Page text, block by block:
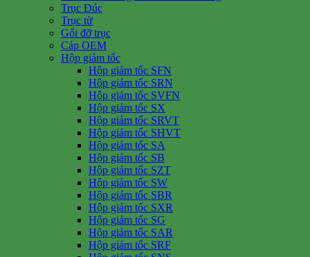
Trục Đúc
Trục từ
Gối đỡ trục
Cáp OEM
Hộp giảm tốc
Hộp giảm tốc SFN
Hộp giảm tốc SRN
Hộp giảm tốc SVFN
Hộp giảm tốc SX
Hộp giảm tốc SRVT
Hộp giảm tốc SHVT
Hộp giảm tốc SA
Hộp giảm tốc SB
Hộp giảm tốc SZT
Hộp giảm tốc SW
Hộp giảm tốc SBR
Hộp giảm tốc SXR
Hộp giảm tốc SG
Hộp giảm tốc SAR
Hộp giảm tốc SRF